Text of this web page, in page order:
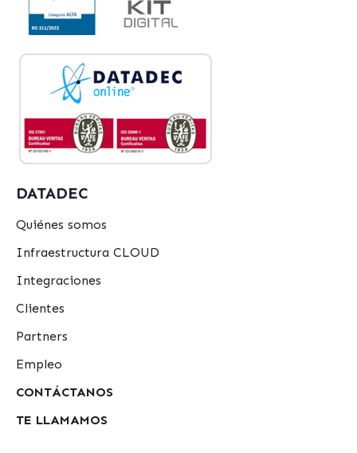
DATADEC
Quiénes somos
Infraestructura CLOUD
Integraciones
Clientes
Partners
Empleo
CONTÁCTANOS
TE LLAMAMOS